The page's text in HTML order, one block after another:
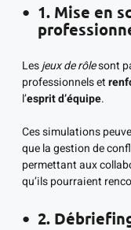
1. Mise en
Lesjeux de rôlesont
professionnels et
l’esprit d’équipe.
Ces simulations
que la gestion de
permettant aux
qu’ils pourraient
2.